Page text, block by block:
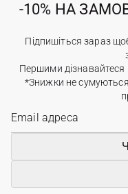
-10% НА
Підпишіться зараз
Першими дізнавайтеся
*Знижки не